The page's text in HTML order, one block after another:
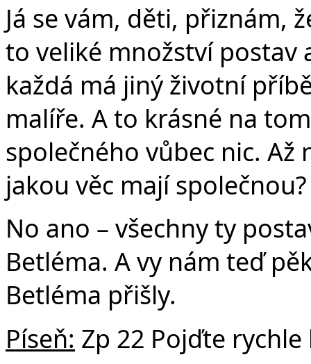
Já se vám, děti, přiznám,
to veliké množství postav
každá má jiný životní
malíře. A to krásné na
společného vůbec nic. Až
jakou věc mají společnou?
No ano – všechny ty
Betléma. A vy nám teď
Betléma přišly.
Píseň: Zp 22 Pojďte